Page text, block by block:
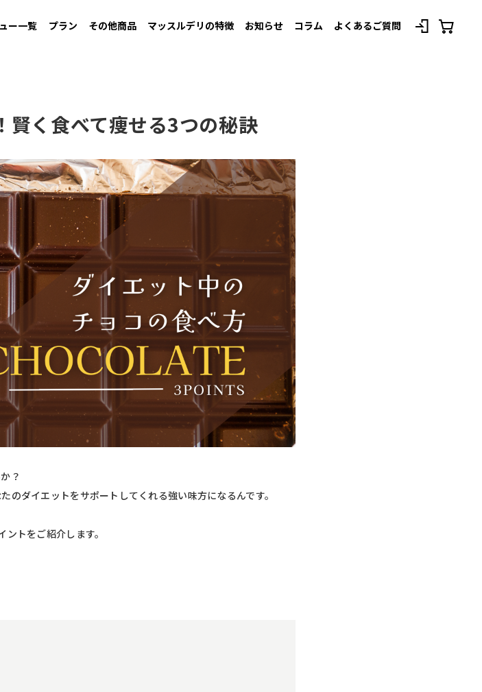
ー一覧 プラン その他商品 マッスルデリの特徴 お知らせ コラム よくあるご質問
賢く食べて痩せる3つの秘訣
？
ダイエットをサポートしてくれる強い味方になるんです。
トをご紹介します。